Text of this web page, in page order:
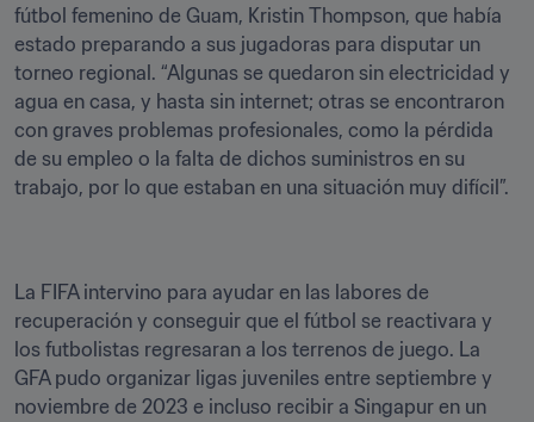
fútbol femenino de Guam, Kristin Thompson, que había
estado preparando a sus jugadoras para disputar un
torneo regional. “Algunas se quedaron sin electricidad y
agua en casa, y hasta sin internet; otras se encontraron
con graves problemas profesionales, como la pérdida
de su empleo o la falta de dichos suministros en su
trabajo, por lo que estaban en una situación muy difícil”.
La FIFA intervino para ayudar en las labores de
recuperación y conseguir que el fútbol se reactivara y
los futbolistas regresaran a los terrenos de juego. La
GFA pudo organizar ligas juveniles entre septiembre y
noviembre de 2023 e incluso recibir a Singapur en un